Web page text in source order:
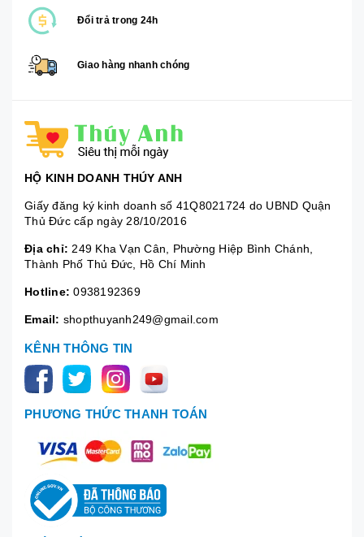
Đổi trả trong 24h
Giao hàng nhanh chóng
HỘ KINH DOANH THÚY ANH
Giấy đăng ký kinh doanh số 41Q8021724 do UBND Quận
Thủ Đức cấp ngày 28/10/2016
Địa chỉ: 249 Kha Vạn Cân, Phường Hiệp Bình Chánh,
Thành Phố Thủ Đức, Hồ Chí Minh
Hotline: 0938192369
Email: shopthuyanh249@gmail.com
KÊNH THÔNG TIN
PHƯƠNG THỨC THANH TOÁN